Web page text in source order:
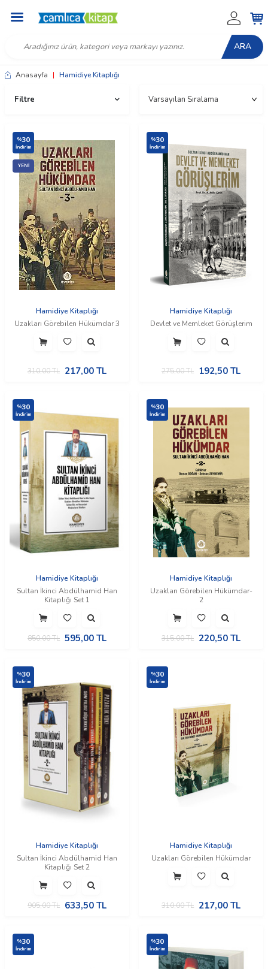
ARA
Anasayfa | Hamidiye Kitaplığı
Filtre
%30
İndirim
YENI
Hamidiye Kitaplığı
Uzakları Görebilen Hükümdar 3
310,00TL 217,00 TL
%30
İndirim
Hamidiye Kitaplığı
Devlet ve Memleket Görüşlerim
275,00TL 192,50 TL
%30
İndirim
Hamidiye Kitaplığı
Sultan İkinci Abdülhamid Han
Kitaplığı Set 1
850,00TL 595,00 TL
%30
İndirim
Hamidiye Kitaplığı
Uzakları Görebilen Hükümdar-
2
315,00TL 220,50 TL
%30
İndirim
Hamidiye Kitaplığı
Sultan İkinci Abdülhamid Han
Kitaplığı Set 2
905,00TL 633,50 TL
%30
İndirim
Hamidiye Kitaplığı
Uzakları Görebilen Hükümdar
310,00TL 217,00 TL
%30
İndirim
%30
İndirim